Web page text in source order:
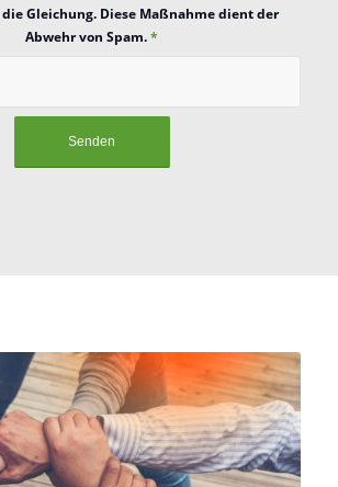
Gleichung. Diese Maßnahme dient der
Abwehr von Spam.*